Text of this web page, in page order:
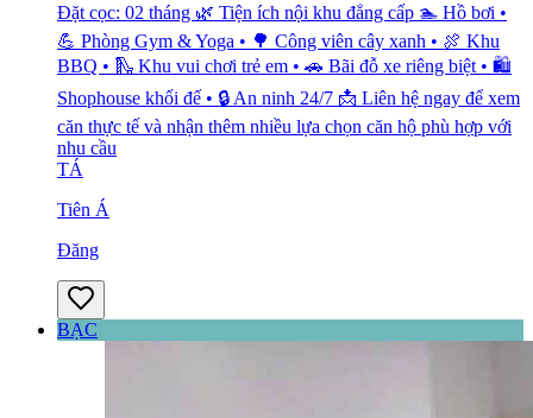
Đặt cọc: 02 tháng 🌿 Tiện ích nội khu đẳng cấp 🏊 Hồ bơi •
💪 Phòng Gym & Yoga • 🌳 Công viên cây xanh • 🍖 Khu
BBQ • 🛝 Khu vui chơi trẻ em • 🚗 Bãi đỗ xe riêng biệt • 🛍️
Shophouse khối đế • 🔒 An ninh 24/7 📩 Liên hệ ngay để xem
căn thực tế và nhận thêm nhiều lựa chọn căn hộ phù hợp với
nhu cầu
TÁ
Tiên Á
Đăng
BẠC